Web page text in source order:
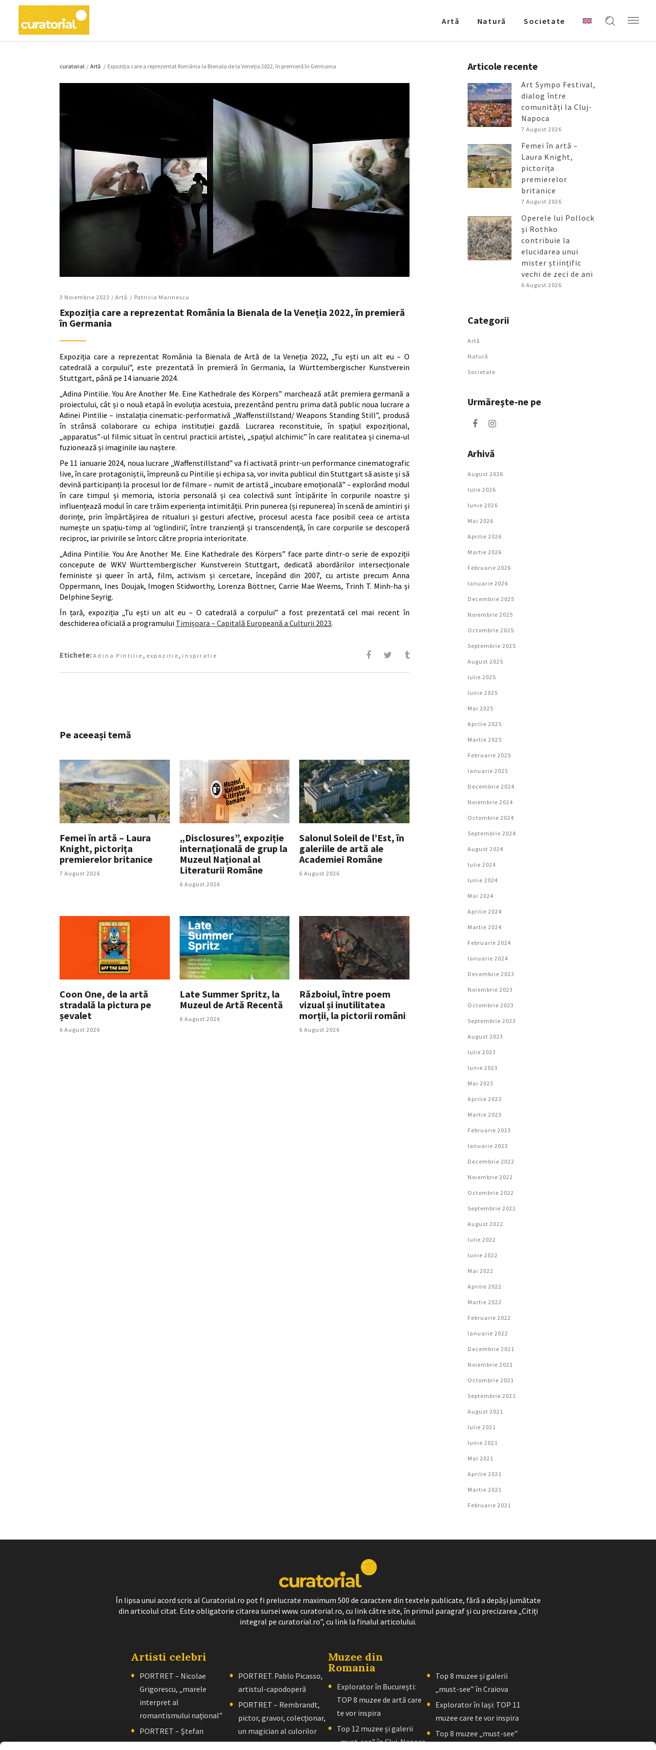
Artǎ Natură Societate
curatorial / Artǎ / Expoziția care a reprezentat România la Bienala de la Veneția 2022, în premieră în Germania
3 Noiembrie 2023 / Artǎ Patricia Marinescu
Expoziția care a reprezentat România la Bienala de la Veneția 2022, în premieră
în Germania
Expoziția care a reprezentat România la Bienala de Artă de la Veneția 2022, „Tu ești un alt eu – O
catedrală a corpului”, este prezentată în premieră în Germania, la Württembergischer Kunstverein
Stuttgart, până pe 14 ianuarie 2024.
„Adina Pintilie. You Are Another Me. Eine Kathedrale des Körpers” marchează atât premiera germană a
proiectului, cât și o nouă etapă în evoluția acestuia, prezentând pentru prima dată public noua lucrare a
Adinei Pintilie – instalația cinematic-performativă „Waffenstillstand/ Weapons Standing Still”, produsă
în strânsă colaborare cu echipa instituției gazdă. Lucrarea reconstituie, în spațiul expozițional,
„apparatus”-ul filmic situat în centrul practicii artistei, „spațiul alchimic” în care realitatea și cinema-ul
fuzionează și imaginile iau naștere.
Pe 11 ianuarie 2024, noua lucrare „Waffenstillstand” va fi activată printr-un performance cinematografic
live, în care protagoniștii, împreună cu Pintilie și echipa sa, vor invita publicul din Stuttgart să asiste și să
devină participanți la procesul lor de filmare – numit de artistă „incubare emoțională” – explorând modul
în care timpul și memoria, istoria personală și cea colectivă sunt întipărite în corpurile noastre și
influențează modul în care trăim experiența intimității. Prin punerea (și repunerea) în scenă de amintiri și
dorințe, prin împărtășirea de ritualuri și gesturi afective, procesul acesta face posibil ceea ce artista
numește un spațiu-timp al ‘oglindirii’, între tranziență și transcendență, în care corpurile se descoperă
reciproc, iar privirile se întorc către propria interioritate.
„Adina Pintilie. You Are Another Me. Eine Kathedrale des Körpers” face parte dintr-o serie de expoziții
concepute de WKV Württembergischer Kunstverein Stuttgart, dedicată abordărilor intersecționale
feministe și queer în artă, film, activism și cercetare, începând din 2007, cu artiste precum Anna
Oppermann, Ines Doujak, Imogen Stidworthy, Lorenza Böttner, Carrie Mae Weems, Trinh T. Minh-ha și
Delphine Seyrig.
În țară, expoziția „Tu ești un alt eu – O catedrală a corpului” a fost prezentată cel mai recent în
deschiderea oficială a programului Timișoara – Capitală Europeană a Culturii 2023.
Etichete: Adina Pintilie , expozitie , inspiratie
Pe aceeași temă
Femei în artă – Laura
Knight, pictorița
premierelor britanice
7 August 2026
„Disclosures”, expoziție
internațională de grup la
Muzeul Național al
Literaturii Române
6 August 2026
Salonul Soleil de l’Est, în
galeriile de artă ale
Academiei Române
6 August 2026
Coon One, de la artă
stradală la pictura pe
șevalet
6 August 2026
Late Summer Spritz, la
Muzeul de Artă Recentă
6 August 2026
Războiul, între poem
vizual și inutilitatea
morții, la pictorii români
6 August 2026
Articole recente
Art Sympo Festival,
dialog între
comunități la Cluj-
Napoca
7 August 2026
Femei în artă –
Laura Knight,
pictorița
premierelor
britanice
7 August 2026
Operele lui Pollock
și Rothko
contribuie la
elucidarea unui
mister științific
vechi de zeci de ani
6 August 2026
Categorii
Artǎ
Natură
Societate
Urmăreşte-ne pe
Arhivă
August 2026
Iulie 2026
Iunie 2026
Mai 2026
Aprilie 2026
Martie 2026
Februarie 2026
Ianuarie 2026
Decembrie 2025
Noiembrie 2025
Octombrie 2025
Septembrie 2025
August 2025
Iulie 2025
Iunie 2025
Mai 2025
Aprilie 2025
Martie 2025
Februarie 2025
Ianuarie 2025
Decembrie 2024
Noiembrie 2024
Octombrie 2024
Septembrie 2024
August 2024
Iulie 2024
Iunie 2024
Mai 2024
Aprilie 2024
Martie 2024
Februarie 2024
Ianuarie 2024
Decembrie 2023
Noiembrie 2023
Octombrie 2023
Septembrie 2023
August 2023
Iulie 2023
Iunie 2023
Mai 2023
Aprilie 2023
Martie 2023
Februarie 2023
Ianuarie 2023
Decembrie 2022
Noiembrie 2022
Octombrie 2022
Septembrie 2022
August 2022
Iulie 2022
Iunie 2022
Mai 2022
Aprilie 2022
Martie 2022
Februarie 2022
Ianuarie 2022
Decembrie 2021
Noiembrie 2021
Octombrie 2021
Septembrie 2021
August 2021
Iulie 2021
Iunie 2021
Mai 2021
Aprilie 2021
Martie 2021
Februarie 2021
În lipsa unui acord scris al Curatorial.ro pot fi prelucrate maximum 500 de caractere din textele publicate, fără a depăși jumătate
din articolul citat. Este obligatorie citarea sursei www. curatorial.ro, cu link către site, în primul paragraf și cu precizarea „Citiți
integral pe curatorial.ro”, cu link la finalul articolului.
Artisti celebri
PORTRET – Nicolae
Grigorescu, „marele
interpret al
romantismului naţional”
PORTRET – Ştefan
Luchian, „un zugrav”
PORTRET. Pablo Picasso,
artistul-capodoperă
PORTRET – Rembrandt,
pictor, gravor, colecţionar,
un magician al culorilor
Muzee din
Romania
Explorator în București:
TOP 8 muzee de artă care
te vor inspira
Top 12 muzee și galerii
„must-see” în Cluj-Napoca
Top 8 muzee și galerii
„must-see” în Craiova
Explorator în Iași: TOP 11
muzee care te vor inspira
Top 8 muzee „must-see”